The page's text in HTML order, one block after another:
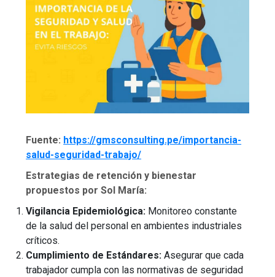
Fuente: https://gmsconsulting.pe/importancia-
salud-seguridad-trabajo/
Estrategias de retención y bienestar
propuestos por Sol María:
Vigilancia Epidemiológica: Monitoreo constante
de la salud del personal en ambientes industriales
críticos.
Cumplimiento de Estándares: Asegurar que cada
trabajador cumpla con las normativas de seguridad